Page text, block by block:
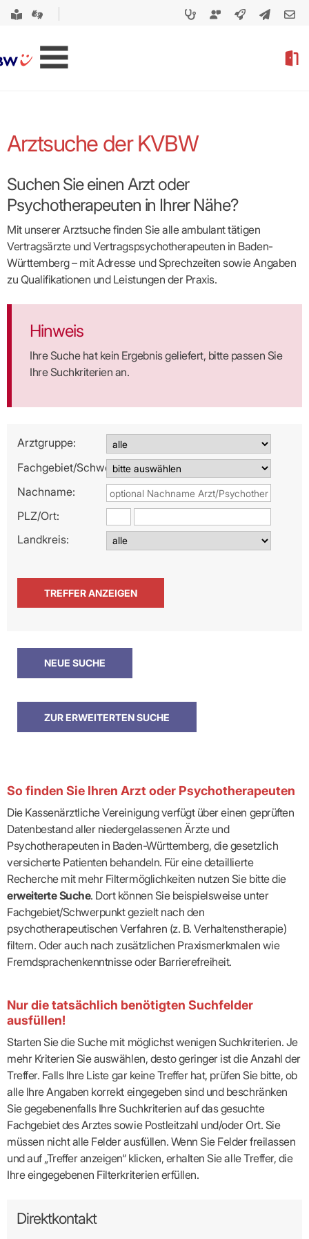
Arztsuche der KVBW
Suchen Sie einen Arzt oder
Psychotherapeuten in Ihrer Nähe?
Mit unserer Arztsuche finden Sie alle ambulant tätigen
Vertragsärzte und Vertragspsycho­therapeuten in Baden-
Württemberg – mit Adresse und Sprechzeiten sowie Angaben
zu Qualifikationen und Leistungen der Praxis.
Hinweis
Ihre Suche hat kein Ergebnis geliefert, bitte passen Sie
Ihre Suchkriterien an.
Arztgruppe:
Fachgebiet/Schwerpunkt:
Nachname:
PLZ/Ort:
Landkreis:
So finden Sie Ihren Arzt oder Psychotherapeuten
Die Kassenärztliche Vereinigung verfügt über einen geprüften
Datenbestand aller niedergelassenen Ärzte und
Psychotherapeuten in Baden-Württemberg, die gesetzlich
versicherte Patienten behandeln. Für eine detaillierte
Recherche mit mehr Filtermöglichkeiten nutzen Sie bitte die
erweiterte Suche. Dort können Sie beispielsweise unter
Fachgebiet/Schwerpunkt gezielt nach den
psychotherapeutischen Verfahren (z. B. Verhaltenstherapie)
filtern. Oder auch nach zusätzlichen Praxismerkmalen wie
Fremdsprachenkenntnisse oder Barrierefreiheit.
Nur die tatsächlich benötigten Suchfelder
ausfüllen!
Starten Sie die Suche mit möglichst wenigen Suchkriterien. Je
mehr Kriterien Sie auswählen, desto geringer ist die Anzahl der
Treffer. Falls Ihre Liste gar keine Treffer hat, prüfen Sie bitte, ob
alle Ihre Angaben korrekt eingegeben sind und beschränken
Sie gegebenenfalls Ihre Suchkriterien auf das gesuchte
Fachgebiet des Arztes sowie Postleitzahl und/oder Ort. Sie
müssen nicht alle Felder ausfüllen. Wenn Sie Felder freilassen
und auf „Treffer anzeigen“ klicken, erhalten Sie alle Treffer, die
Ihre eingegebenen Filterkriterien erfüllen.
Direktkontakt